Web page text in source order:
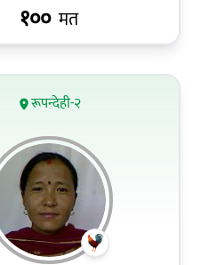
१०० मत
रूपन्देही-२